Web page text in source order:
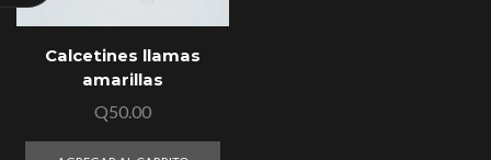
Calcetines llamas
amarillas
Q50.00